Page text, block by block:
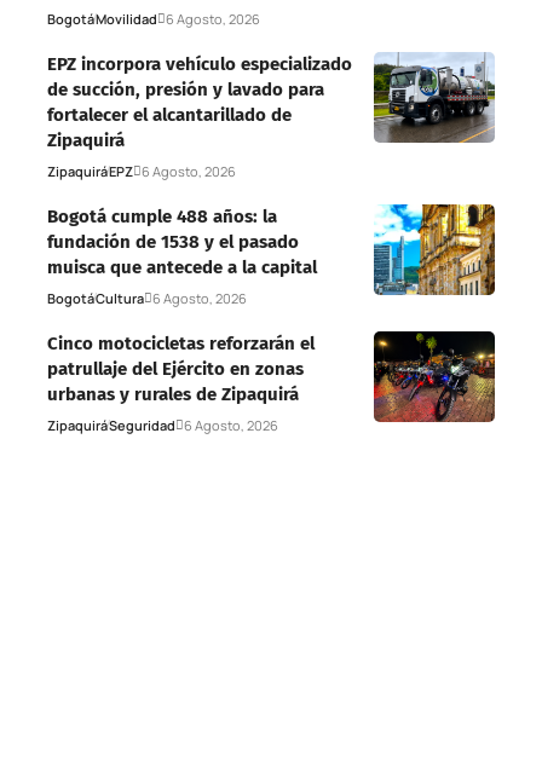
BogotáMovilidad 6 Agosto, 2026
EPZ incorpora vehículo especializado
de succión, presión y lavado para
fortalecer el alcantarillado de
Zipaquirá
ZipaquiráEPZ 6 Agosto, 2026
Bogotá cumple 488 años: la
fundación de 1538 y el pasado
muisca que antecede a la capital
BogotáCultura 6 Agosto, 2026
Cinco motocicletas reforzarán el
patrullaje del Ejército en zonas
urbanas y rurales de Zipaquirá
ZipaquiráSeguridad 6 Agosto, 2026